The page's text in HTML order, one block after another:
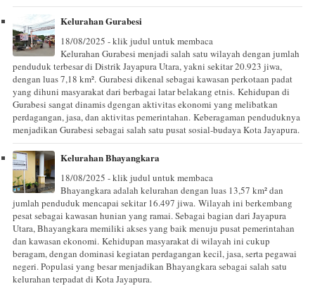
Kelurahan Gurabesi
18/08/2025 - klik judul untuk membaca
Kelurahan Gurabesi menjadi salah satu wilayah dengan jumlah
penduduk terbesar di Distrik Jayapura Utara, yakni sekitar 20.923 jiwa,
dengan luas 7,18 km². Gurabesi dikenal sebagai kawasan perkotaan padat
yang dihuni masyarakat dari berbagai latar belakang etnis. Kehidupan di
Gurabesi sangat dinamis dgengan aktivitas ekonomi yang melibatkan
perdagangan, jasa, dan aktivitas pemerintahan. Keberagaman penduduknya
menjadikan Gurabesi sebagai salah satu pusat sosial-budaya Kota Jayapura.
Kelurahan Bhayangkara
18/08/2025 - klik judul untuk membaca
Bhayangkara adalah kelurahan dengan luas 13,57 km² dan
jumlah penduduk mencapai sekitar 16.497 jiwa. Wilayah ini berkembang
pesat sebagai kawasan hunian yang ramai. Sebagai bagian dari Jayapura
Utara, Bhayangkara memiliki akses yang baik menuju pusat pemerintahan
dan kawasan ekonomi. Kehidupan masyarakat di wilayah ini cukup
beragam, dengan dominasi kegiatan perdagangan kecil, jasa, serta pegawai
negeri. Populasi yang besar menjadikan Bhayangkara sebagai salah satu
kelurahan terpadat di Kota Jayapura.